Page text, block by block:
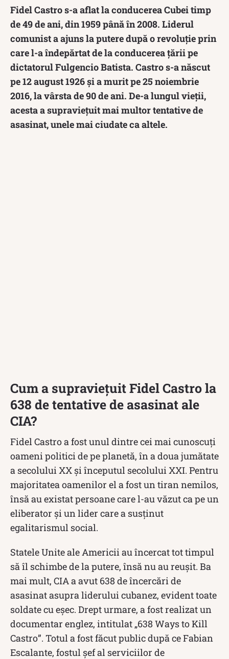
Fidel Castro s-a aflat la conducerea Cubei timp
de 49 de ani, din 1959 până în 2008. Liderul
comunist a ajuns la putere după o revoluție prin
care l-a îndepărtat de la conducerea țării pe
dictatorul Fulgencio Batista. Castro s-a născut
pe 12 august 1926 și a murit pe 25 noiembrie
2016, la vârsta de 90 de ani. De-a lungul vieții,
acesta a supraviețuit mai multor tentative de
asasinat, unele mai ciudate ca altele.
Cum a supraviețuit Fidel Castro la
638 de tentative de asasinat ale
CIA?
Fidel Castro a fost unul dintre cei mai cunoscuți
oameni politici de pe planetă, în a doua jumătate
a secolului XX și începutul secolului XXI. Pentru
majoritatea oamenilor el a fost un tiran nemilos,
însă au existat persoane care l-au văzut ca pe un
eliberator și un lider care a susținut
egalitarismul social.
Statele Unite ale Americii au încercat tot timpul
să îl schimbe de la putere, însă nu au reușit. Ba
mai mult, CIA a avut 638 de încercări de
asasinat asupra liderului cubanez, evident toate
soldate cu eșec. Drept urmare, a fost realizat un
documentar englez, intitulat „638 Ways to Kill
Castro”. Totul a fost făcut public după ce Fabian
Escalante, fostul şef al serviciilor de